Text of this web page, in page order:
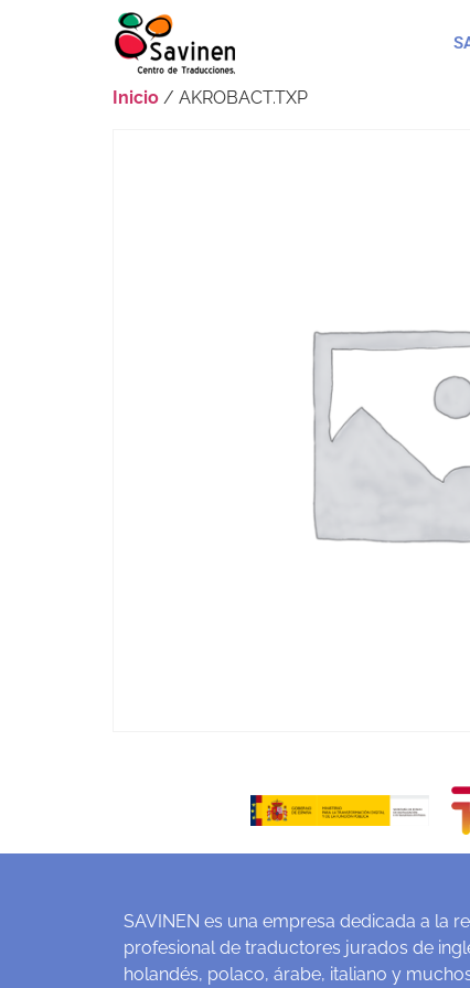
Inicio / AKROBACT.TXP
SAVINEN es una empresa dedicada a la
profesional de traductores jurados de
holandés, polaco, árabe, italiano y